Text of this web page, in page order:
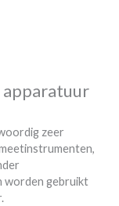
zeer
worden gebruikt